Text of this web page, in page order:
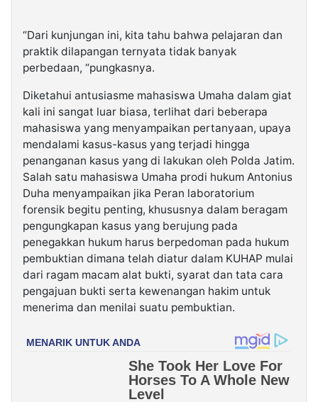
“Dari kunjungan ini, kita tahu bahwa pelajaran dan
praktik dilapangan ternyata tidak banyak
perbedaan, “pungkasnya.
Diketahui antusiasme mahasiswa Umaha dalam giat
kali ini sangat luar biasa, terlihat dari beberapa
mahasiswa yang menyampaikan pertanyaan, upaya
mendalami kasus-kasus yang terjadi hingga
penanganan kasus yang di lakukan oleh Polda Jatim.
Salah satu mahasiswa Umaha prodi hukum Antonius
Duha menyampaikan jika Peran laboratorium
forensik begitu penting, khususnya dalam beragam
pengungkapan kasus yang berujung pada
penegakkan hukum harus berpedoman pada hukum
pembuktian dimana telah diatur dalam KUHAP mulai
dari ragam macam alat bukti, syarat dan tata cara
pengajuan bukti serta kewenangan hakim untuk
menerima dan menilai suatu pembuktian.